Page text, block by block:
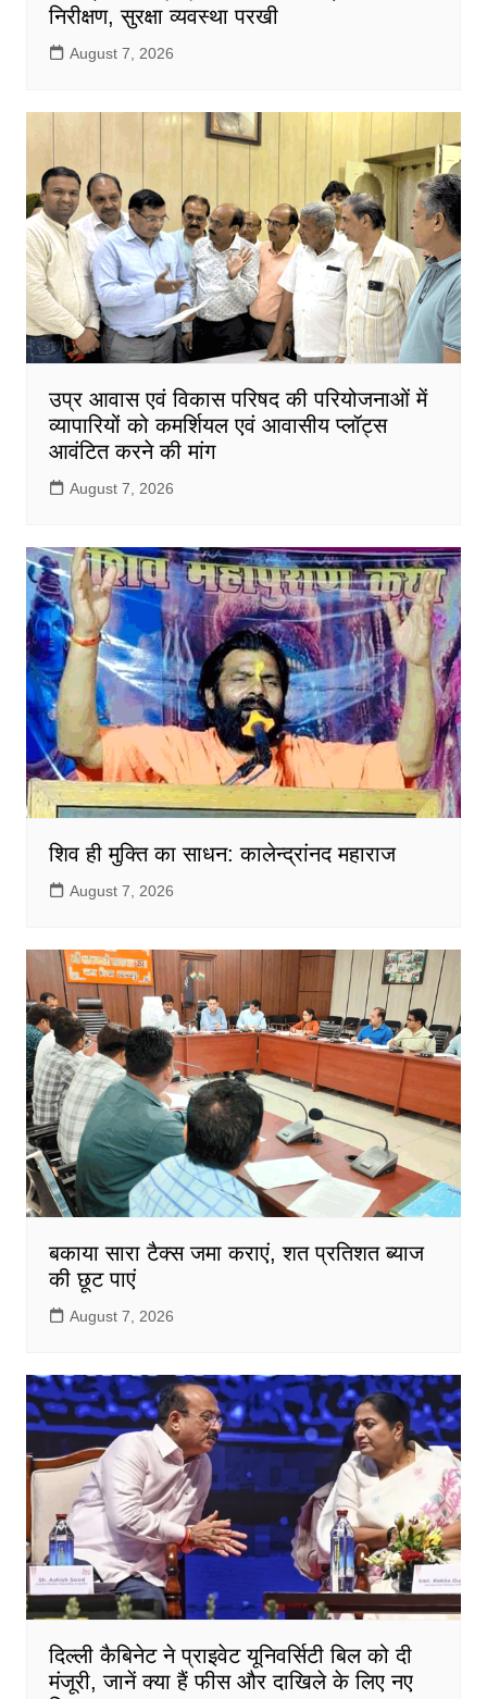
निरीक्षण, सुरक्षा व्यवस्था परखी
August 7, 2026
उप्र आवास एवं विकास परिषद की परियोजनाओं में
व्यापारियों को कमर्शियल एवं आवासीय प्लॉट्स
आवंटित करने की मांग
August 7, 2026
शिव ही मुक्ति का साधन: कालेन्द्रांनद महाराज
August 7, 2026
बकाया सारा टैक्स जमा कराएं, शत प्रतिशत ब्याज
की छूट पाएं
August 7, 2026
दिल्ली कैबिनेट ने प्राइवेट यूनिवर्सिटी बिल को दी
मंजूरी, जानें क्या हैं फीस और दाखिले के लिए नए